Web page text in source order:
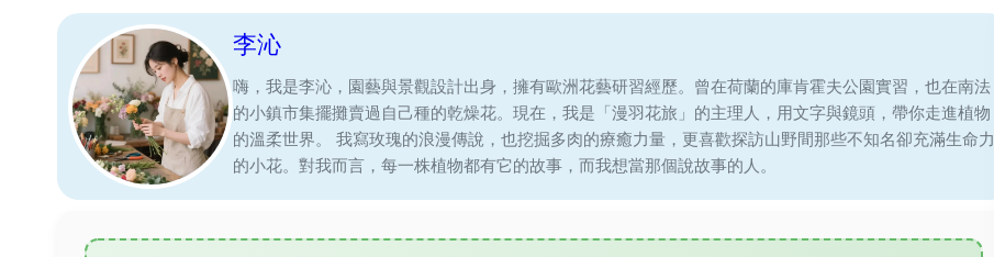
李沁
嗨，我是李沁，園藝與景觀設計出身，擁有歐洲花藝研習經歷。曾在荷蘭的庫肯霍夫公園實習，也在南法
的小鎮市集擺攤賣過自己種的乾燥花。現在，我是「漫羽花旅」的主理人，用文字與鏡頭，帶你走進植物
的溫柔世界。 我寫玫瑰的浪漫傳說，也挖掘多肉的療癒力量，更喜歡探訪山野間那些不知名卻充滿生命力
的小花。對我而言，每一株植物都有它的故事，而我想當那個說故事的人。